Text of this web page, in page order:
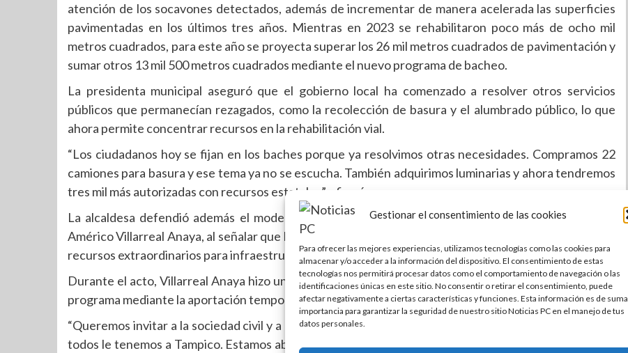
Gestionar el consentimiento de las cookies
Para ofrecer las mejores experiencias, utilizamos tecnologías como las cookies para
almacenar y/o acceder a la información del dispositivo. El consentimiento de estas
tecnologías nos permitirá procesar datos como el comportamiento de navegación o las
identificaciones únicas en este sitio. No consentir o retirar el consentimiento, puede
afectar negativamente a ciertas características y funciones. Esta información es de suma
importancia para garantizar la seguridad de nuestro sitio Noticias PC en el manejo de tus
datos personales.
atención de los socavones detectados, además de incrementar de manera acelerada las superficies
pavimentadas en los últimos tres años. Mientras en 2023 se rehabilitaron poco más de ocho mil
metros cuadrados, para este año se proyecta superar los 26 mil metros cuadrados de pavimentación y
sumar otros 13 mil 500 metros cuadrados mediante el nuevo programa de bacheo.
La presidenta municipal aseguró que el gobierno local ha comenzado a resolver otros servicios
públicos que permanecían rezagados, como la recolección de basura y el alumbrado público, lo que
ahora permite concentrar recursos en la rehabilitación vial.
“Los ciudadanos hoy se fijan en los baches porque ya resolvimos otras necesidades. Compramos 22
camiones para basura y ese tema ya no se escucha. También adquirimos luminarias y ahora tendremos
tres mil más autorizadas con recursos estatales”, afirmó.
La alcaldesa defendió además el modelo de coordinación con el gobierno estatal encabezado por
Américo Villarreal Anaya, al señalar que la relación institucional ha permitido acelerar obras y obtener
recursos extraordinarios para infraestructura urbana.
Durante el acto, Villarreal Anaya hizo un llamado abierto a empresarios y ciudadanos para sumarse al
programa mediante la aportación temporal de maquinaria y apoyo logístico.
“Queremos invitar a la sociedad civil y a los empresarios que se quieran sumar por ese gran amor que
todos le tenemos a Tampico. Estamos abiertos a trabajar de la mano con quienes quieran contribuir a